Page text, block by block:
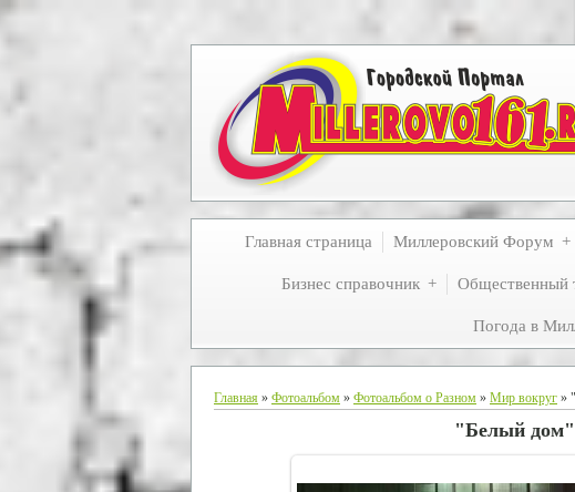
Главная страница Миллеровский Форум
Бизнес справочник Общественный
Погода в
Главная » Фотоальбом » Фотоальбом о Разном » Мир вокруг »
"Белый дом"